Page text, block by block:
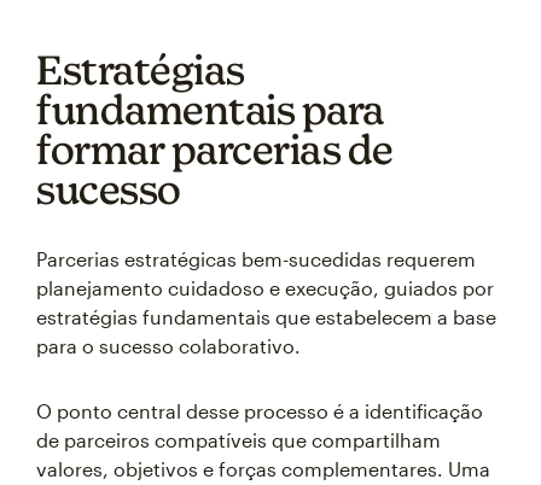
Estratégias
fundamentais para
formar parcerias de
sucesso
Parcerias estratégicas bem-sucedidas requerem
planejamento cuidadoso e execução, guiados por
estratégias fundamentais que estabelecem a base
para o sucesso colaborativo.
O ponto central desse processo é a identificação
de parceiros compatíveis que compartilham
valores, objetivos e forças complementares. Uma